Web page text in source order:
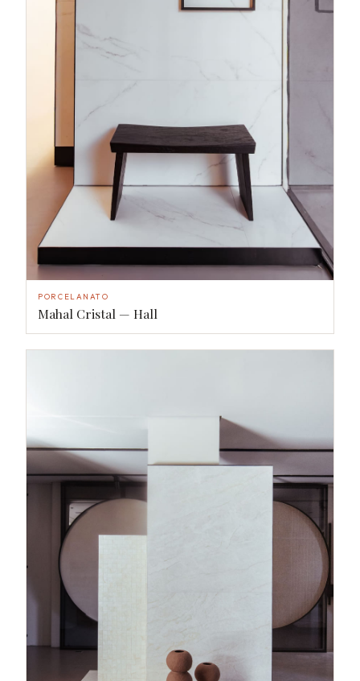
PORCELANATO
Mahal Cristal — Hall